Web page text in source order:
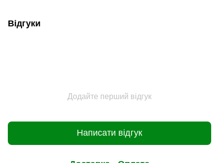
Відгуки
Додайте перший відгук
Написати відгук